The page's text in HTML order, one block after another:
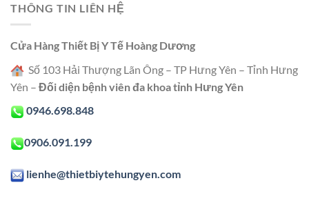
THÔNG TIN LIÊN HỆ
Cửa Hàng Thiết Bị Y Tế Hoàng Dương
Số 103 Hải Thượng Lãn Ông – TP Hưng Yên – Tỉnh Hưng
Yên – Đối diện bệnh viên đa khoa tỉnh Hưng Yên
0946.698.848
0906.091.199
lienhe@thietbiytehungyen.com